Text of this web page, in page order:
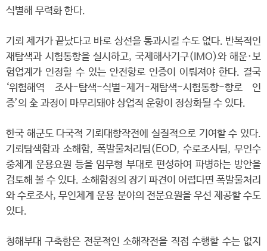
식별해 무력화 한다.
기뢰 제거가 끝났다고 바로 상선을 통과시킬 수도 없다. 반복적인
재탐색과 시험통항을 실시하고, 국제해사기구(IMO)와 해운·보
험업계가 인정할 수 있는 안전항로 인증이 이뤄져야 한다. 결국
‘위험해역 조사-탐색-식별-제거-재탐색-시험통항-항로 인
증’의 全 과정이 마무리돼야 상업적 운항이 정상화될 수 있다.
한국 해군도 다국적 기뢰대항작전에 실질적으로 기여할 수 있다.
기뢰탐색함과 소해함, 폭발물처리팀(EOD, 수로조사팀, 무인수
중체계 운용요원 등을 임무형 부대로 편성하여 파병하는 방안을
검토해 볼 수 있다. 소해함정의 장기 파견이 어렵다면 폭발물처리
와 수로조사, 무인체계 운용 분야의 전문요원을 우선 제공할 수도
있다.
청해부대 구축함은 전문적인 소해작전을 직접 수행할 수는 없지